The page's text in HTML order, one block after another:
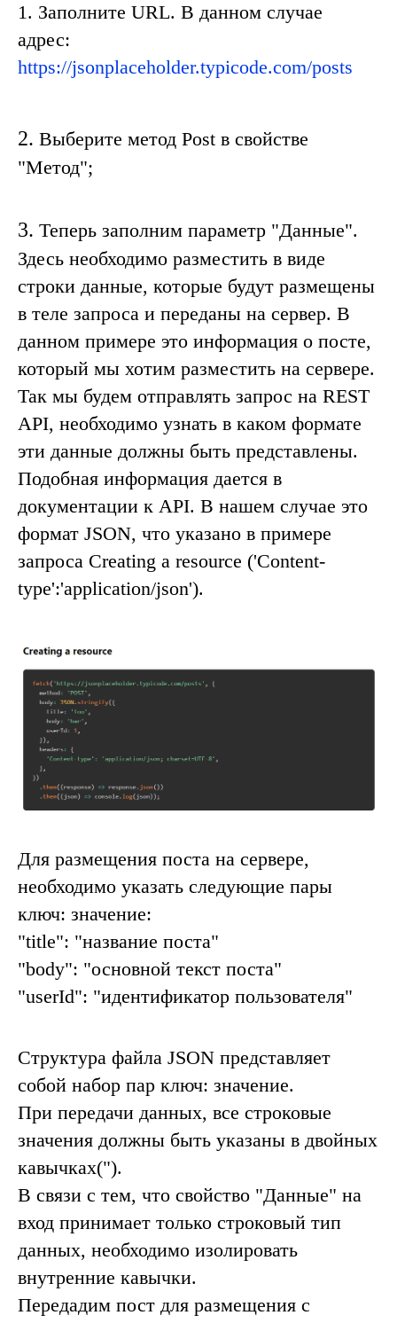
1. Заполните URL. В данном случае
адрес:
https://jsonplaceholder.typicode.com/posts
2. Выберите метод Post в свойстве
"Метод";
3. Теперь заполним параметр "Данные".
Здесь необходимо разместить в виде
строки данные, которые будут размещены
в теле запроса и переданы на сервер. В
данном примере это информация о посте,
который мы хотим разместить на сервере.
Так мы будем отправлять запрос на REST
API, необходимо узнать в каком формате
эти данные должны быть представлены.
Подобная информация дается в
документации к API. В нашем случае это
формат JSON, что указано в примере
запроса Creating a resource ('Content-
type':'application/json').
Для размещения поста на сервере,
необходимо указать следующие пары
ключ: значение:
"title": "название поста"
"body": "основной текст поста"
"userId": "идентификатор пользователя"
Структура файла JSON представляет
собой набор пар ключ: значение.
При передачи данных, все строковые
значения должны быть указаны в двойных
кавычках(").
В связи с тем, что свойство "Данные" на
вход принимает только строковый тип
данных, необходимо изолировать
внутренние кавычки.
Передадим пост для размещения с